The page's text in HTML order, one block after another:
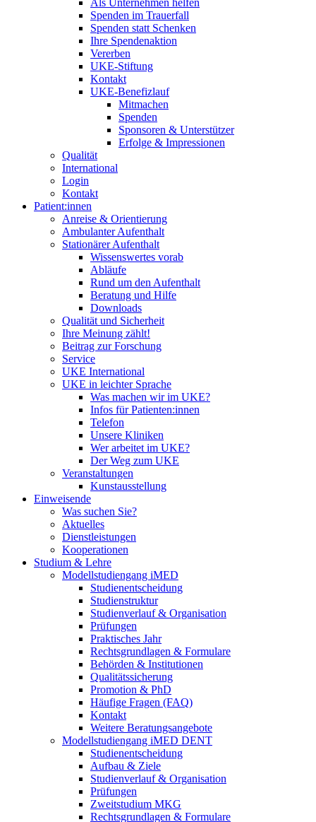
Als Unternehmen helfen
Spenden im Trauerfall
Spenden statt Schenken
Ihre Spendenaktion
Vererben
UKE-Stiftung
Kontakt
UKE-Benefizlauf
Mitmachen
Spenden
Sponsoren & Unterstützer
Erfolge & Impressionen
Qualität
International
Login
Kontakt
Patient:innen
Anreise & Orientierung
Ambulanter Aufenthalt
Stationärer Aufenthalt
Wissenswertes vorab
Abläufe
Rund um den Aufenthalt
Beratung und Hilfe
Downloads
Qualität und Sicherheit
Ihre Meinung zählt!
Beitrag zur Forschung
Service
UKE International
UKE in leichter Sprache
Was machen wir im UKE?
Infos für Patienten:innen
Telefon
Unsere Kliniken
Wer arbeitet im UKE?
Der Weg zum UKE
Veranstaltungen
Kunstausstellung
Einweisende
Was suchen Sie?
Aktuelles
Dienstleistungen
Kooperationen
Studium & Lehre
Modellstudiengang iMED
Studienentscheidung
Studienstruktur
Studienverlauf & Organisation
Prüfungen
Praktisches Jahr
Rechtsgrundlagen & Formulare
Behörden & Institutionen
Qualitätssicherung
Promotion & PhD
Häufige Fragen (FAQ)
Kontakt
Weitere Beratungsangebote
Modellstudiengang iMED DENT
Studienentscheidung
Aufbau & Ziele
Studienverlauf & Organisation
Prüfungen
Zweitstudium MKG
Rechtsgrundlagen & Formulare